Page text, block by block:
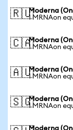
🇷🇺Moderna
1 MRNAon
🇨🇦Moderna
1 MRNAon
🇦🇺Moderna
1 MRNAon
🇸🇬Moderna
1 MRNAon
Moderna